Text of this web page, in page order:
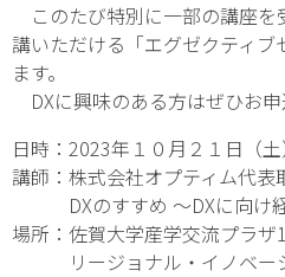
このたび特別に一部の講座を
講いただける「エグゼクティブ
ます。
DXに興味のある方はぜひお申
日時：2023年１０月２１日（
講師：株式会社オプティム代
DXのすすめ ～DXに向け経
場所：佐賀大学産学交流プラザ
リージョナル・イノベー